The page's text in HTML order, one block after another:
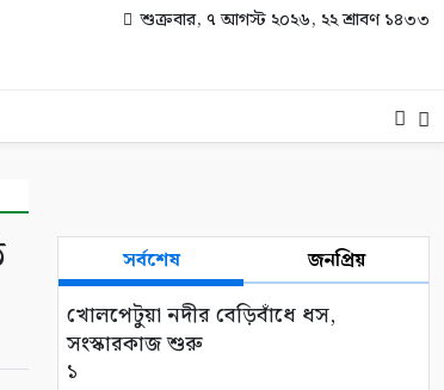
শুক্রবার, ৭ আগস্ট ২০২৬, ২২ শ্রাবণ ১৪৩৩
সর্বশেষ জনপ্রিয়
খোলপেটুয়া নদীর বেড়িবাঁধে ধস,
সংস্কারকাজ শুরু
১